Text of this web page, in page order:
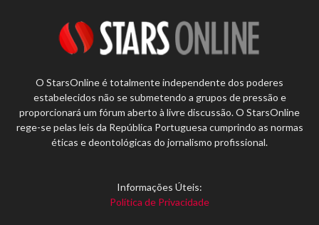
O StarsOnline é totalmente independente dos poderes
estabelecidos não se submetendo a grupos de pressão e
proporcionará um fórum aberto à livre discussão. O StarsOnline
rege-se pelas leis da República Portuguesa cumprindo as normas
éticas e deontológicas do jornalismo profissional.
Informações Úteis:
Política de Privacidade